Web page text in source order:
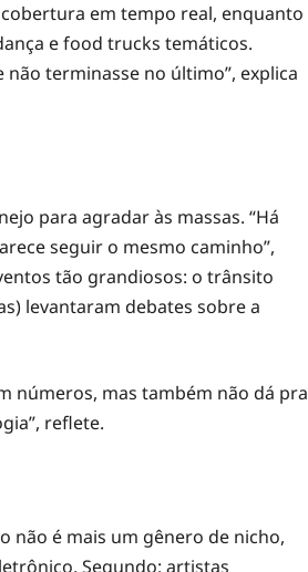
em tempo real, enquanto
e food trucks temáticos.
terminasse no último”, explica
para agradar às massas. “Há
seguir o mesmo caminho”,
tão grandiosos: o trânsito
levantaram debates sobre a
números, mas também não dá pra
reflete.
não é mais um gênero de nicho,
Segundo: artistas